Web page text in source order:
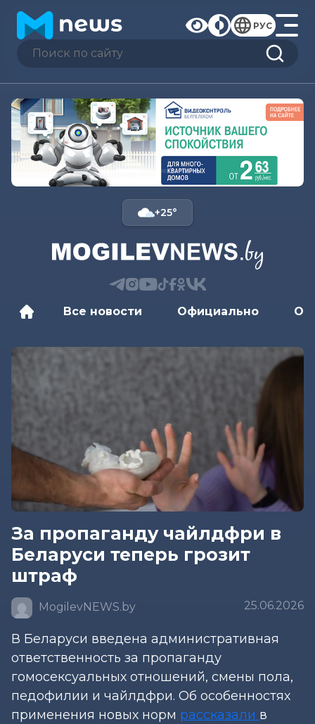
РУС
+25°
Все новости Официально
За пропаганду чайлдфри в
Беларуси теперь грозит
штраф
MogilevNEWS.by 25.06.2026
В Беларуси введена административная
ответственность за пропаганду
гомосексуальных отношений, смены пола,
педофилии и чайлдфри. Об особенностях
применения новых норм рассказали в